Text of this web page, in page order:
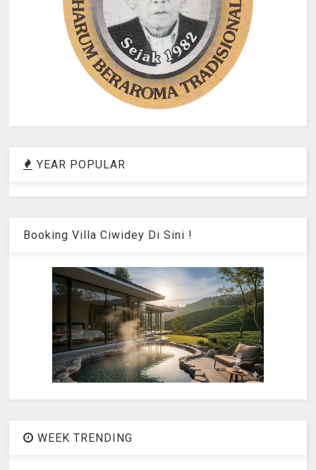
YEAR POPULAR
Booking Villa Ciwidey Di Sini !
WEEK TRENDING